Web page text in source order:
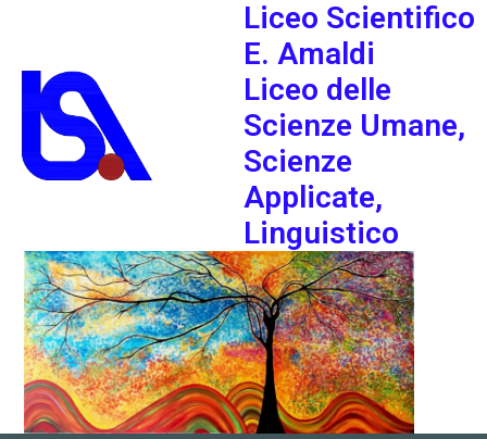
Liceo Scientifico
E. Amaldi
Liceo delle
Scienze Umane,
Scienze
Applicate,
Linguistico